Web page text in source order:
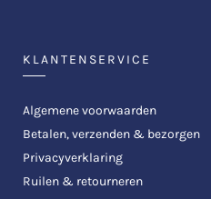
KLANTENSERVICE
Algemene voorwaarden
Betalen, verzenden & bezorgen
Privacyverklaring
Ruilen & retourneren